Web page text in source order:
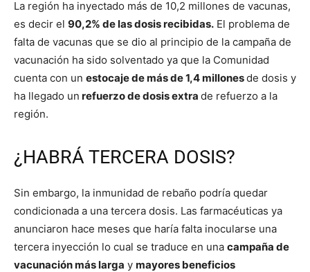
La región ha inyectado más de 10,2 millones de vacunas,
es decir el 90,2% de las dosis recibidas. El problema de
falta de vacunas que se dio al principio de la campaña de
vacunación ha sido solventado ya que la Comunidad
cuenta con un estocaje de más de 1,4 millonesde dosis y
ha llegado un refuerzo de dosis extra de refuerzo a la
región.
¿HABRÁ TERCERA DOSIS?
Sin embargo, la inmunidad de rebaño podría quedar
condicionada a una tercera dosis. Las farmacéuticas ya
anunciaron hace meses que haría falta inocularse una
tercera inyección lo cual se traduce en una campaña de
vacunación más larga y mayores beneficios